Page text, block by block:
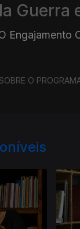
Guerra
Engajamento
SOBRE O